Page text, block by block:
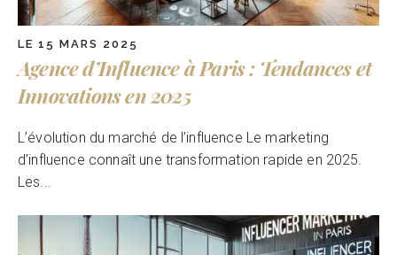
LE 15 MARS 2025
Agence d’Influence à Paris : Tendances et
Innovations en 2025
L’évolution du marché de l’influence Le marketing
d’influence connaît une transformation rapide en 2025.
Les...